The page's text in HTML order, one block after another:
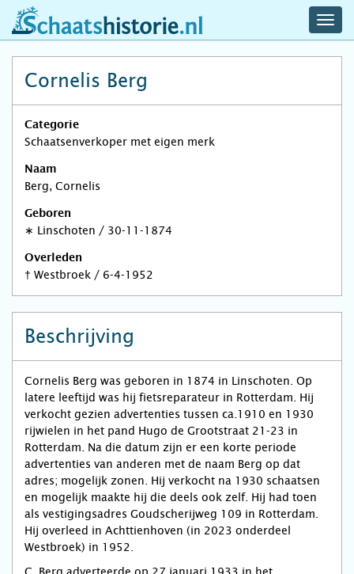
schaatshistorie.nl
Cornelis Berg
Categorie
Schaatsenverkoper met eigen merk
Naam
Berg, Cornelis
Geboren
∗ Linschoten / 30-11-1874
Overleden
† Westbroek / 6-4-1952
Beschrijving
Cornelis Berg was geboren in 1874 in Linschoten. Op
latere leeftijd was hij fietsreparateur in Rotterdam. Hij
verkocht gezien advertenties tussen ca.1910 en 1930
rijwielen in het pand Hugo de Grootstraat 21-23 in
Rotterdam. Na die datum zijn er een korte periode
advertenties van anderen met de naam Berg op dat
adres; mogelijk zonen. Hij verkocht na 1930 schaatsen
en mogelijk maakte hij die deels ook zelf. Hij had toen
als vestigingsadres Goudscherijweg 109 in Rotterdam.
Hij overleed in Achttienhoven (in 2023 onderdeel
Westbroek) in 1952.